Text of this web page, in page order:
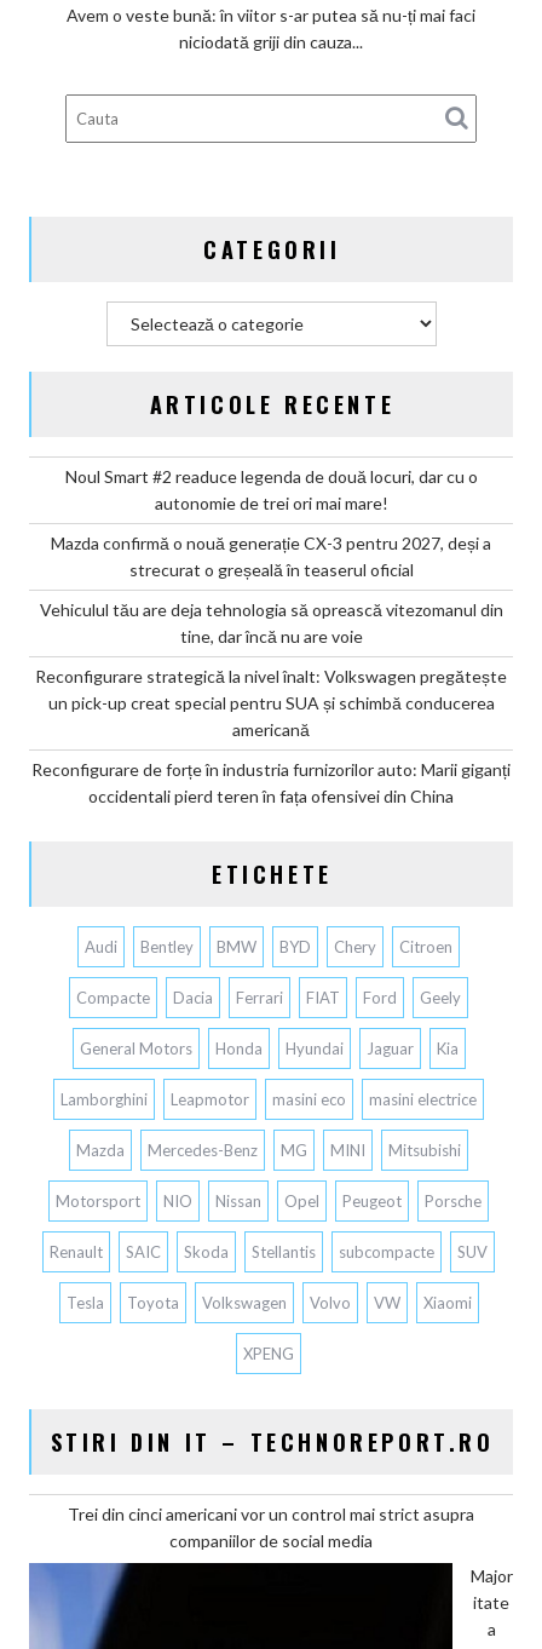
tehnologia
din
tine,
Avem o veste bună: în viitor s-ar putea să nu-ți mai faci
niciodată griji din cauza...
CATEGORII
ARTICOLE RECENTE
Noul Smart #2 readuce legenda de două locuri, dar cu o
autonomie de trei ori mai mare!
Mazda confirmă o nouă generație CX-3 pentru 2027, deși a
strecurat o greșeală în teaserul oficial
Vehiculul tău are deja tehnologia să oprească vitezomanul din
tine, dar încă nu are voie
Reconfigurare strategică la nivel înalt: Volkswagen pregătește
un pick-up creat special pentru SUA și schimbă conducerea
americană
Reconfigurare de forțe în industria furnizorilor auto: Marii giganți
occidentali pierd teren în fața ofensivei din China
ETICHETE
Audi Bentley BMW BYD Chery Citroen
Compacte Dacia Ferrari FIAT Ford Geely
General Motors Honda Hyundai Jaguar Kia
Lamborghini Leapmotor masini eco masini electrice
Mazda Mercedes-Benz MG MINI Mitsubishi
Motorsport NIO Nissan Opel Peugeot Porsche
Renault SAIC Skoda Stellantis subcompacte SUV
Tesla Toyota Volkswagen Volvo VW Xiaomi
XPENG
STIRI DIN IT – TECHNOREPORT.RO
Trei din cinci americani vor un control mai strict asupra
companiilor de social media
Major
itate
a